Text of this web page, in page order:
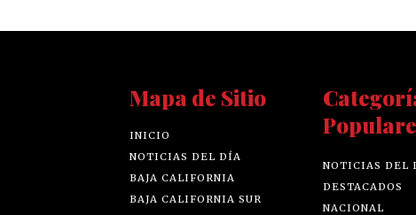
Mapa de Sitio
INICIO
NOTICIAS DEL DÍA
BAJA CALIFORNIA
BAJA CALIFORNIA SUR
NOTICIAS DEL
DESTACADOS
NACIONAL